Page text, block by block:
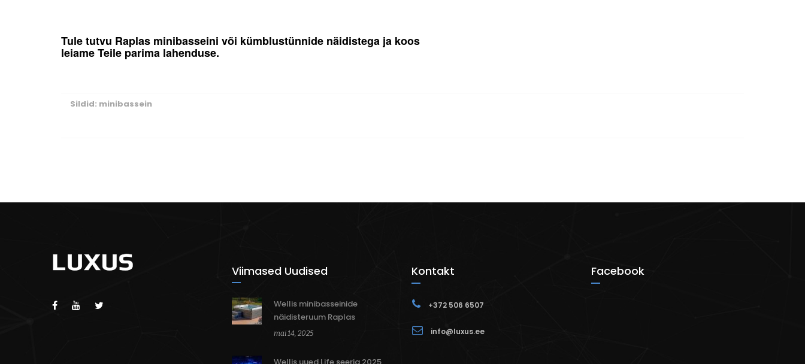
Tule tutvu Raplas minibasseini või kümblustünnide näidistega ja koos
leiameTeile parima lahenduse.
Sildid: minibassein
Viimased Uudised
Wellis minibasseinide
näidisteruum Raplas
mai 14, 2025
Wellis uued Life seeria 2025
Kontakt
+372 506 6507
info@luxus.ee
Facebook